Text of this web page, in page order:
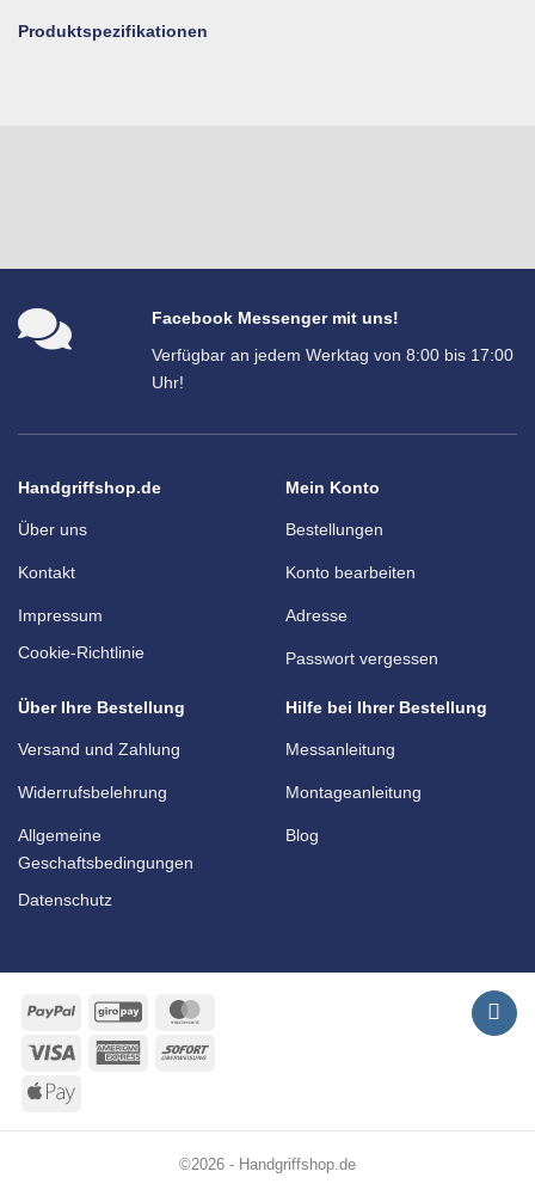
Produktspezifikationen
Facebook Messenger mit uns!
Verfügbar an jedem Werktag von 8:00 bis 17:00
Uhr!
Handgriffshop.de
Über uns
Kontakt
Impressum
Cookie-Richtlinie
Mein Konto
Bestellungen
Konto bearbeiten
Adresse
Passwort vergessen
Über Ihre Bestellung
Versand und Zahlung
Widerrufsbelehrung
Allgemeine
Geschaftsbedingungen
Datenschutz
Hilfe bei Ihrer Bestellung
Messanleitung
Montageanleitung
Blog
PayPal GiroPay
Visa
AmericanSofort
Apple
©2026 - Handgriffshop.de